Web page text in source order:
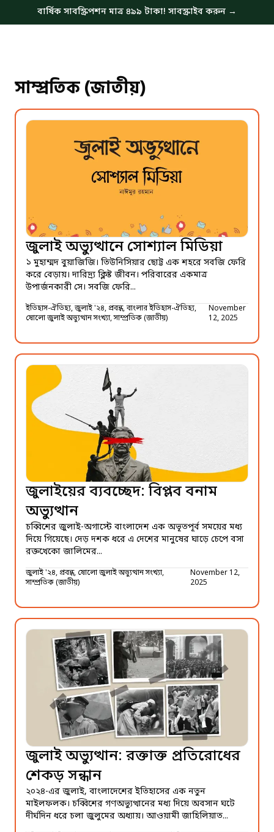
বার্ষিক সাবস্ক্রিপশন মাত্র ৪৯৯ টাকা! সাবস্ক্রাইব করুন →
সাম্প্রতিক (জাতীয়)
জুলাই অভ্যুত্থানে সোশ্যাল মিডিয়া
১ মুহাম্মদ বুয়াজিজি। তিউনিসিয়ার ছোট্ট এক শহরে সবজি ফেরি
করে বেড়ায়। দারিদ্র্য ক্লিষ্ট জীবন। পরিবারের একমাত্র
উপার্জনকারী সে। সবজি ফেরি...
ইতিহাস-ঐতিহ্য, জুলাই '২৪, প্রবন্ধ, বাংলার ইতিহাস-ঐতিহ্য,
ষোলো জুলাই অভ্যুত্থান সংখ্যা, সাম্প্রতিক (জাতীয়)
November
12, 2025
জুলাইয়ের ব্যবচ্ছেদ: বিপ্লব বনাম
অভ্যুত্থান
চব্বিশের জুলাই-অগাস্টে বাংলাদেশ এক অভূতপূর্ব সময়ের মধ্য
দিয়ে গিয়েছে। দেড় দশক ধরে এ দেশের মানুষের ঘাড়ে চেপে বসা
রক্তখেকো জালিমের...
জুলাই '২৪, প্রবন্ধ, ষোলো জুলাই অভ্যুত্থান সংখ্যা,
সাম্প্রতিক (জাতীয়)
November 12,
2025
জুলাই অভ্যুত্থান: রক্তাক্ত প্রতিরোধের
শেকড় সন্ধান
২০২৪-এর জুলাই, বাংলাদেশের ইতিহাসের এক নতুন
মাইলফলক। চব্বিশের গণঅভ্যুত্থানের মধ্য দিয়ে অবসান ঘটে
দীর্ঘদিন ধরে চলা জুলুমের অধ্যায়। আওয়ামী জাহিলিয়াত...